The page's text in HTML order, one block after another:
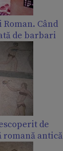
Când
de barbari
de
antică